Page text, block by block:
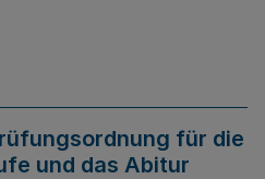
für die
und das Abitur